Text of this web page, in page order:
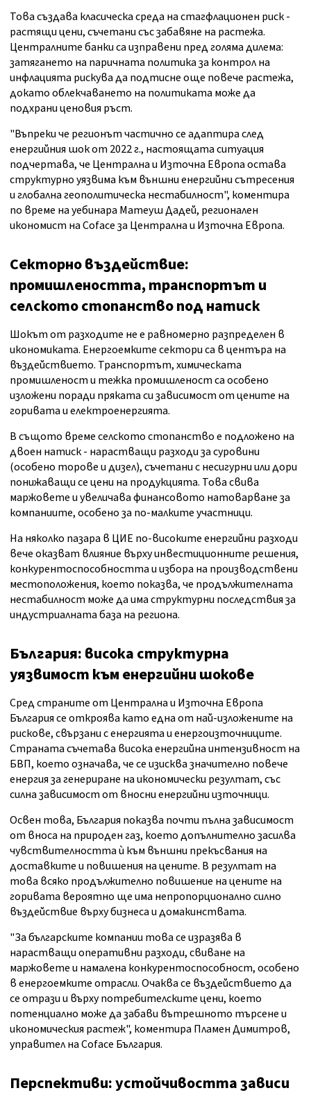
Това създава класическа среда на стагфлационен риск -
растящи цени, съчетани със забавяне на растежа.
Централните банки са изправени пред голяма дилема:
затягането на паричната политика за контрол на
инфлацията рискува да подтисне още повече растежа,
докато облекчаването на политиката може да
подхрани ценовия ръст.
"Въпреки че регионът частично се адаптира след
енергийния шок от 2022 г., настоящата ситуация
подчертава, че Централна и Източна Европа остава
структурно уязвима към външни енергийни сътресения
и глобална геополитическа нестабилност", коментира
по време на уебинара Матеуш Дадей, регионален
икономист на Coface за Централна и Източна Европа.
Секторно въздействие:
промишлеността, транспортът и
селското стопанство под натиск
Шокът от разходите не е равномерно разпределен в
икономиката. Енергоемките сектори са в центъра на
въздействието. Транспортът, химическата
промишленост и тежка промишленост са особено
изложени поради пряката си зависимост от цените на
горивата и електроенергията.
В същото време селското стопанство е подложено на
двоен натиск - нарастващи разходи за суровини
(особено торове и дизел), съчетани с несигурни или дори
понижаващи се цени на продукцията. Това свива
маржовете и увеличава финансовото натоварване за
компаниите, особено за по-малките участници.
На няколко пазара в ЦИЕ по-високите енергийни разходи
вече оказват влияние върху инвестиционните решения,
конкурентоспособността и избора на производствени
местоположения, което показва, че продължителната
нестабилност може да има структурни последствия за
индустриалната база на региона.
България: висока структурна
уязвимост към енергийни шокове
Сред страните от Централна и Източна Европа
България се откроява като една от най-изложените на
рискове, свързани с енергията и енергоизточниците.
Страната съчетава висока енергийна интензивност на
БВП, което означава, че се изисква значително повече
енергия за генериране на икономически резултат, със
силна зависимост от вносни енергийни източници.
Освен това, България показва почти пълна зависимост
от вноса на природен газ, което допълнително засилва
чувствителността ѝ към външни прекъсвания на
доставките и повишения на цените. В резултат на
това всяко продължително повишение на цените на
горивата вероятно ще има непропорционално силно
въздействие върху бизнеса и домакинствата.
"За българските компании това се изразява в
нарастващи оперативни разходи, свиване на
маржовете и намалена конкурентоспособност, особено
в енергоемките отрасли. Очаква се въздействието да
се отрази и върху потребителските цени, което
потенциално може да забави вътрешното търсене и
икономическия растеж", коментира Пламен Димитров,
управител на Coface България.
Перспективи: устойчивостта зависи